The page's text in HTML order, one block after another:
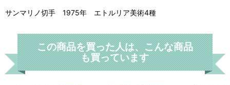
サンマリノ切手 1975年 エトルリア美術4種
この商品を買った人は、こんな商品
も買っています